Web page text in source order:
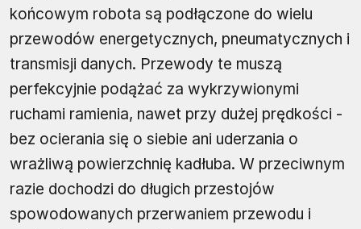
końcowym robota są podłączone do wielu
przewodów energetycznych, pneumatycznych i
transmisji danych. Przewody te muszą
perfekcyjnie podążać za wykrzywionymi
ruchami ramienia, nawet przy dużej prędkości -
bez ocierania się o siebie ani uderzania o
wrażliwą powierzchnię kadłuba. W przeciwnym
razie dochodzi do długich przestojów
spowodowanych przerwaniem przewodu i